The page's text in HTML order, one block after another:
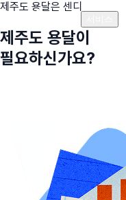
제주도 용달은 센디
제주도 용달이
필요하신가요?